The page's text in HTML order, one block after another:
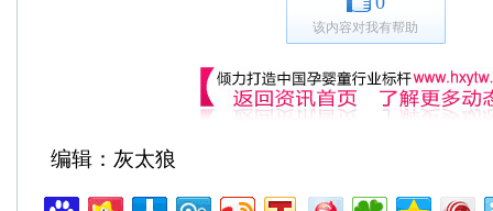
该内容对我有帮助
编辑：灰太狼